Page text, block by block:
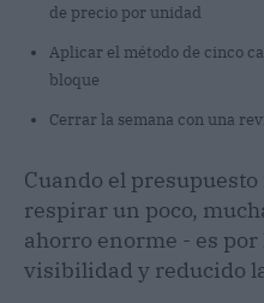
de precio por unidad
Aplicar el método de cinco
bloque
Cerrar la semana con una
Cuando el
respirar un poco,
ahorro enorme - es
visibilidad y reducido